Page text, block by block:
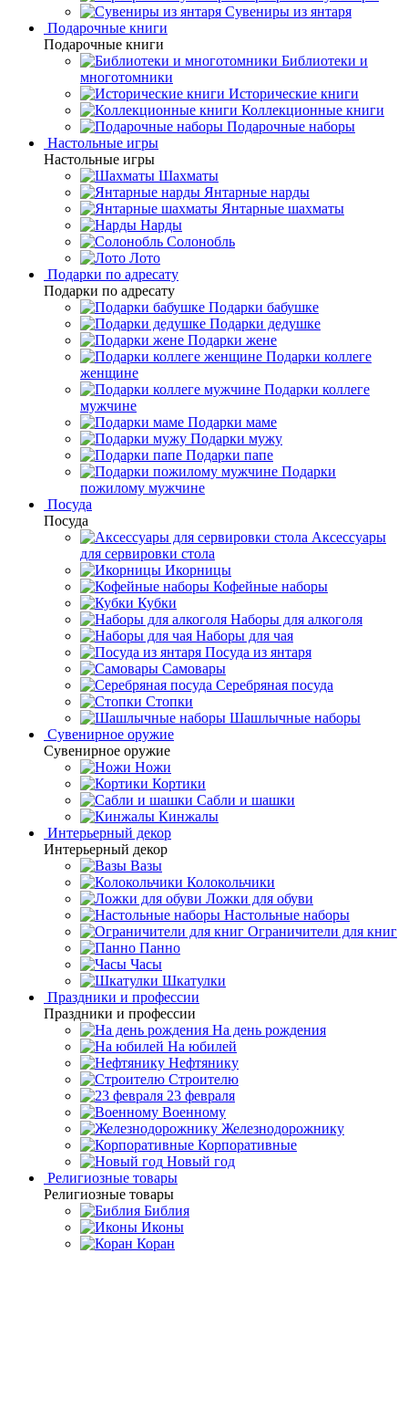
Сувениры из янтаря
Подарочные книги
Подарочные книги
Библиотеки и
многотомники
Исторические книги
Коллекционные книги
Подарочные наборы
Настольные игры
Настольные игры
Шахматы
Янтарные нарды
Янтарные шахматы
Нарды
Солонобль
Лото
Подарки по адресату
Подарки по адресату
Подарки бабушке
Подарки дедушке
Подарки жене
Подарки коллеге
женщине
Подарки коллеге
мужчине
Подарки маме
Подарки мужу
Подарки папе
Подарки
пожилому мужчине
Посуда
Посуда
Аксессуары
для сервировки стола
Икорницы
Кофейные наборы
Кубки
Наборы для алкоголя
Наборы для чая
Посуда из янтаря
Самовары
Серебряная посуда
Стопки
Шашлычные наборы
Сувенирное оружие
Сувенирное оружие
Ножи
Кортики
Сабли и шашки
Кинжалы
Интерьерный декор
Интерьерный декор
Вазы
Колокольчики
Ложки для обуви
Настольные наборы
Ограничители для книг
Панно
Часы
Шкатулки
Праздники и профессии
Праздники и профессии
На день рождения
На юбилей
Нефтянику
Строителю
23 февраля
Военному
Железнодорожнику
Корпоративные
Новый год
Религиозные товары
Религиозные товары
Библия
Иконы
Коран